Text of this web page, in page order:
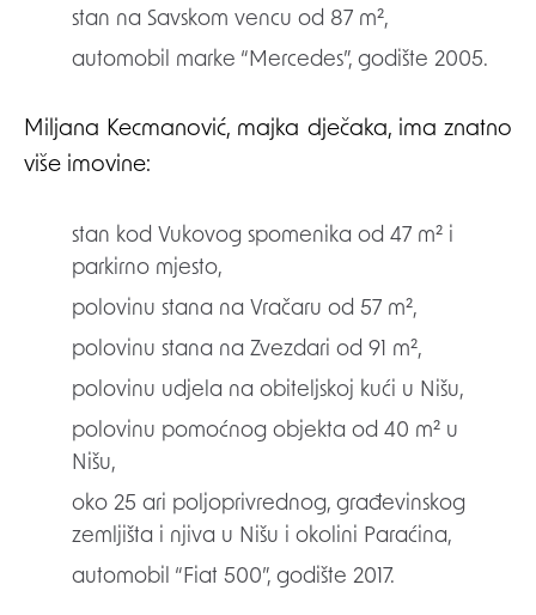
stan na Savskom vencu od 87 m²,
automobil marke “Mercedes”, godište 2005.
Miljana Kecmanović, majka dječaka, ima znatno
više imovine:
stan kod Vukovog spomenika od 47 m² i
parkirno mjesto,
polovinu stana na Vračaru od 57 m²,
polovinu stana na Zvezdari od 91 m²,
polovinu udjela na obiteljskoj kući u Nišu,
polovinu pomoćnog objekta od 40 m² u
Nišu,
oko 25 ari poljoprivrednog, građevinskog
zemljišta i njiva u Nišu i okolini Paraćina,
automobil “Fiat 500”, godište 2017.